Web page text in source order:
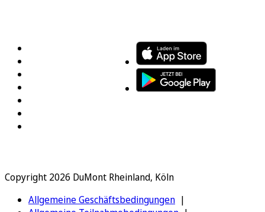
Copyright 2026 DuMont Rheinland, Köln
Allgemeine Geschäftsbedingungen